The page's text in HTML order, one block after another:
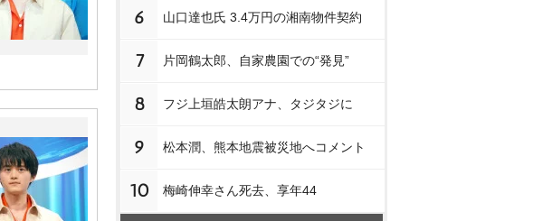
6 山口達也氏 3.4万円の湘南物件契約
7 片岡鶴太郎、自家農園での“発見”
8 フジ上垣皓太朗アナ、タジタジに
9 松本潤、熊本地震被災地へコメント
10 梅崎伸幸さん死去、享年44